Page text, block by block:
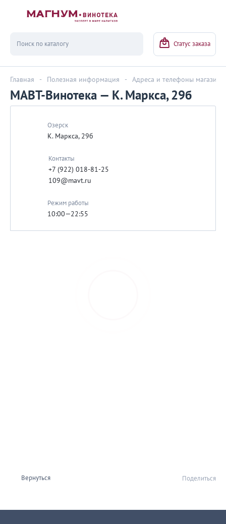
Статус заказа
Главная - Полезная информация - Адреса и телефоны
МАВТ-Винотека — К. Маркса, 29б
Озерск
К. Маркса, 29б
Контакты
+7 (922) 018-81-25
109@mavt.ru
Режим работы
10:00—22:55
Вернуться Поделиться